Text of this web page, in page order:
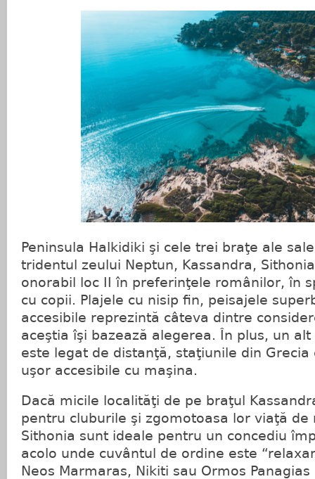
Peninsula Halkidiki şi cele trei braţe ale
tridentul zeului Neptun, Kassandra,
onorabil loc II în preferinţele românilor, în
cu copii. Plajele cu nisip fin, peisajele
accesibile reprezintă câteva dintre
aceştia îşi bazează alegerea. În plus, un
este legat de distanţă, staţiunile din
uşor accesibile cu maşina.
Dacă micile localităţi de pe braţul
pentru cluburile şi zgomotoasa lor viaţă de
Sithonia sunt ideale pentru un concediu
acolo unde cuvântul de ordine este
Neos Marmaras, Nikiti sau Ormos